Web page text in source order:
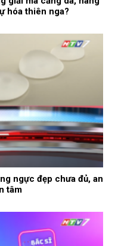
hóa thiên nga?
ngực đẹp chưa đủ, an
tâm